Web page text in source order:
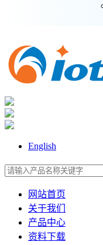
English
网站首页
关于我们
产品中心
资料下载